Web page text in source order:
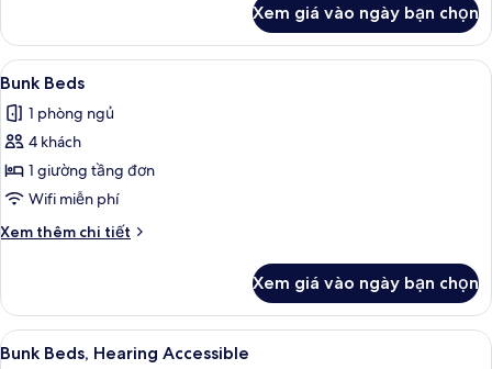
cho
xe
lăn
Phòng,
buồng
tắm
hợp
cho
lăn
Xem giá vào ngày bạn chọn
Xem
tất
cả
ảnh
Bunk
Beds
Bộ trải giường bằng vải cotton Ai
5
Bunk Beds
1 phòng ngủ
4 khách
1 giường tầng đơn
Wifi miễn phí
Xem thêm chi tiết
Chi
Bunk
Beds
Xem giá vào ngày bạn chọn
Xem
Bộ trải giường bằng vải cotton Ai
5
Bunk Beds, Hearing Accessible